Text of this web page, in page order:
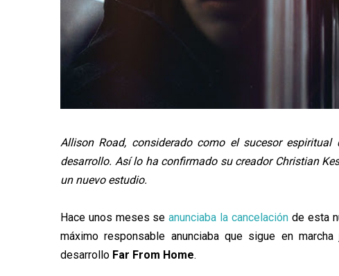
Allison Road, considerado como el sucesor
desarrollo. Así lo ha confirmado su creador Christian
un nuevo estudio.
Hace unos meses seanunciaba la cancelación de esta
máximo responsable anunciaba que sigue en
desarrollo Far From Home.